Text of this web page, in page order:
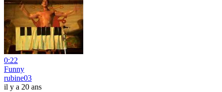
0:22
Funny
rubine03
il y a 20 ans